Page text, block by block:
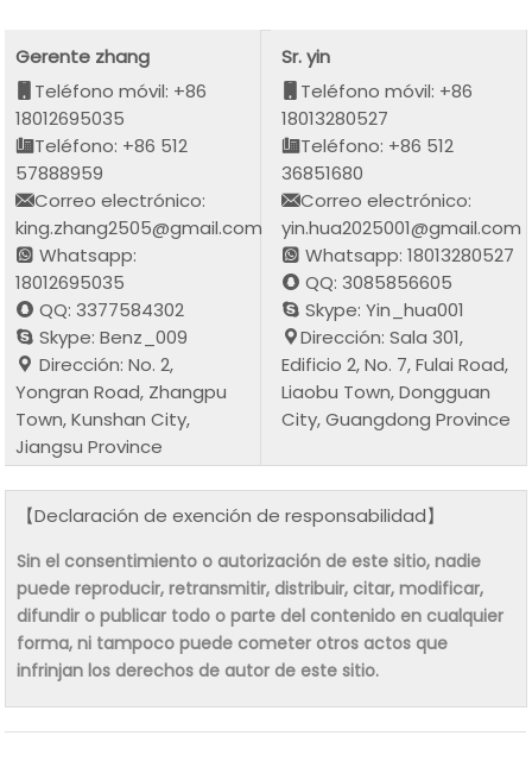
Gerente zhang
Teléfono móvil: +86
18012695035
Teléfono: +86 512
57888959
Correo electrónico:
king.zhang2505@gmail.com
Whatsapp:
18012695035
QQ: 3377584302
Skype: Benz_009
Dirección: No. 2,
Yongran Road, Zhangpu
Town, Kunshan City,
Jiangsu Province
Sr. yin
Teléfono móvil: +86
18013280527
Teléfono: +86 512
36851680
Correo electrónico:
yin.hua2025001@gmail.com
Whatsapp: 18013280527
QQ: 3085856605
Skype: Yin_hua001
Dirección: Sala 301,
Edificio 2, No. 7, Fulai Road,
Liaobu Town, Dongguan
City, Guangdong Province
【Declaración de exención de responsabilidad】
Sin el consentimiento o autorización de este sitio, nadie
puede reproducir, retransmitir, distribuir, citar, modificar,
difundir o publicar todo o parte del contenido en cualquier
forma, ni tampoco puede cometer otros actos que
infrinjan los derechos de autor de este sitio.